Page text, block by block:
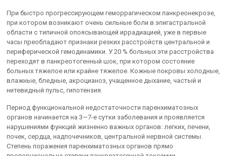
При быстро прогрессирующем геморрагическом панкреонекрозе,
при котором возникают очень сильные боли в эпигастральной
области с типичной опоясывающей иррадиацией, уже в первые
часы преобладают признаки резких расстройств центральной и
периферической гемодинамики. У 20 % больных эти расстройства
переходят в панкреотогенный шок, при котором состояние
больных тяжелое или крайне тяжелое. Кожные покровы холодные,
влажные, бледные, акроцианоз, учащенное дыхание, частый и
нитевидный пульс, гипотензия.
Период функциональной недостаточности паренхиматозных
органов начинается на 3—7-е сутки заболевания и проявляется
нарушениями функций жизненно важных органов: легких, печени,
почек, сердца, надпочечников, центральной нервной системы.
Степень поражения паренхиматозных органов прямо